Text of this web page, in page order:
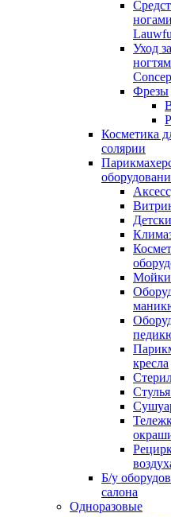
Уход
Фрезы
Косметика
солярии
Мойки
кресла
Б/у
салона
Одноразовые